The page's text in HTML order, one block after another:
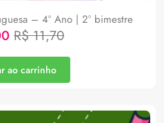
– 4º Ano | 2° bimestre
R$11,70
ao carrinho